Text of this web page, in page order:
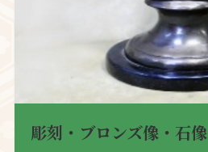
彫刻・ブロンズ像・石像